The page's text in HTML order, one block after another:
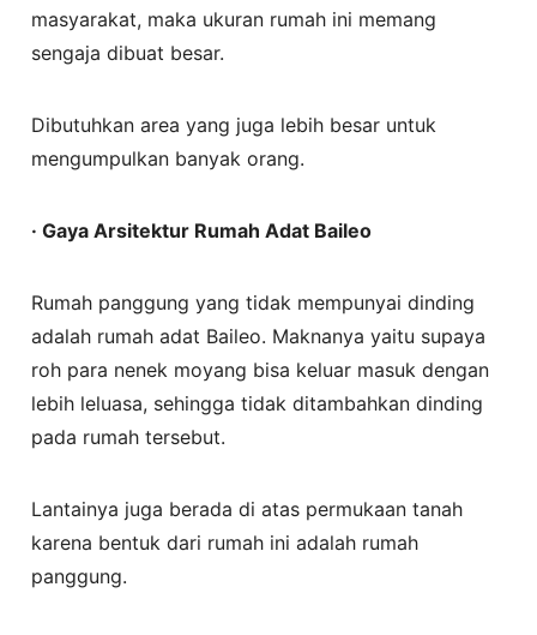
masyarakat, maka ukuran rumah ini memang
sengaja dibuat besar.
Dibutuhkan area yang juga lebih besar untuk
mengumpulkan banyak orang.
· Gaya Arsitektur Rumah Adat Baileo
Rumah panggung yang tidak mempunyai dinding
adalah rumah adat Baileo. Maknanya yaitu supaya
roh para nenek moyang bisa keluar masuk dengan
lebih leluasa, sehingga tidak ditambahkan dinding
pada rumah tersebut.
Lantainya juga berada di atas permukaan tanah
karena bentuk dari rumah ini adalah rumah
panggung.